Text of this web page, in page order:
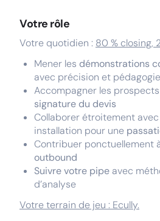
Votre rôle
Votre quotidien : 80 % closing,
Mener les démonstrations
avec précision et pédagogie
Accompagner les prospects
signature du devis
Collaborer étroitement avec
installation pour une
Contribuer ponctuellement
outbound
Suivre votre pipe avec
d’analyse
Votre terrain de jeu : Ecully.